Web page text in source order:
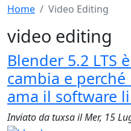
Home Video Editing
video editing
Blender 5.2 LTS
cambia e perché
ama il software
Inviato datuxsailMer, 15